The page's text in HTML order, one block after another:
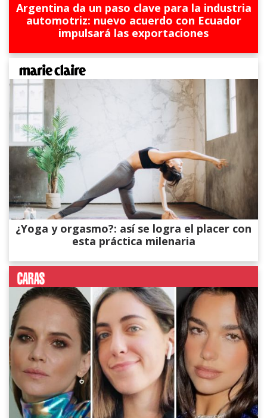
Argentina da un paso clave para la industria
automotriz: nuevo acuerdo con Ecuador
impulsará las exportaciones
¿Yoga y orgasmo?: así se logra el placer con
esta práctica milenaria